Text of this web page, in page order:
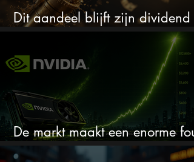
Dit aandeel blijft zijn dividend
verhogen, wat er ook gebeurt
De markt maakt een enorme fout